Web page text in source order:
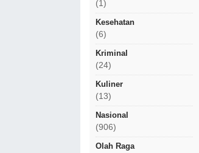
(1)
Kesehatan
(6)
Kriminal
(24)
Kuliner
(13)
Nasional
(906)
Olah Raga